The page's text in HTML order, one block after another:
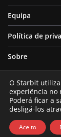
Equipa
Política de
Sobre
Theme:
O Starbit
experiência no
Poderá ficar a
desligá-los
Aceito